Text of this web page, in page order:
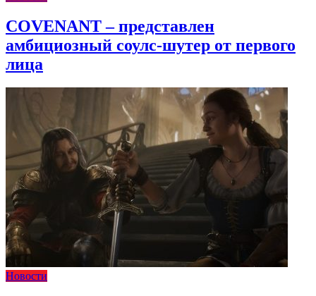
COVENANT – представлен
амбициозный соулс-шутер от первого
лица
Новости